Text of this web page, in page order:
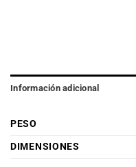
Información adicional
PESO
DIMENSIONES